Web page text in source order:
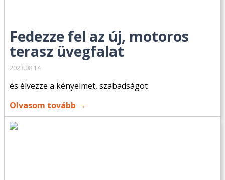
Fedezze fel az új, motoros
terasz üvegfalat
2023.08.14
és élvezze a kényelmet, szabadságot
Olvasom tovább →